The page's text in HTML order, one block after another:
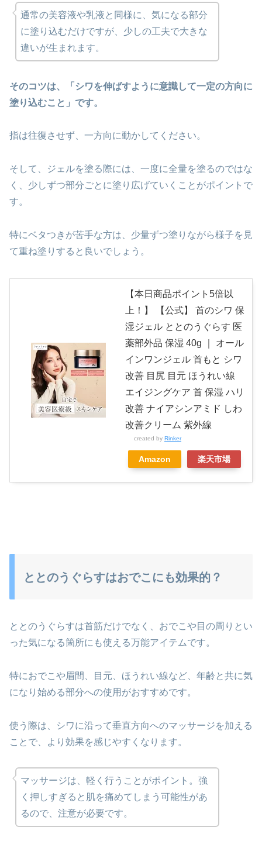
通常の美容液や乳液と同様に、気になる部分
に塗り込むだけですが、少しの工夫で大きな
違いが生まれます。
そのコツは、「シワを伸ばすように意識して一定の方向に
塗り込むこと」です。
指は往復させず、一方向に動かしてください。
そして、ジェルを塗る際には、一度に全量を塗るのではな
く、少しずつ部分ごとに塗り広げていくことがポイントで
す。
特にベタつきが苦手な方は、少量ずつ塗りながら様子を見
て重ね塗りすると良いでしょう。
【本日商品ポイント5倍以
上！】 【公式】 首のシワ 保
湿ジェル ととのうぐらす 医
薬部外品 保湿 40g ｜ オール
インワンジェル 首もと シワ
改善 目尻 目元 ほうれい線
エイジングケア 首 保湿 ハリ
改善 ナイアシンアミド しわ
改善クリーム 紫外線
created by Rinker
Amazon 楽天市場
ととのうぐらすはおでこにも効果的？
ととのうぐらすは首筋だけでなく、おでこや目の周りとい
った気になる箇所にも使える万能アイテムです。
特におでこや眉間、目元、ほうれい線など、年齢と共に気
になり始める部分への使用がおすすめです。
使う際は、シワに沿って垂直方向へのマッサージを加える
ことで、より効果を感じやすくなります。
マッサージは、軽く行うことがポイント。強
く押しすぎると肌を痛めてしまう可能性があ
るので、注意が必要です。